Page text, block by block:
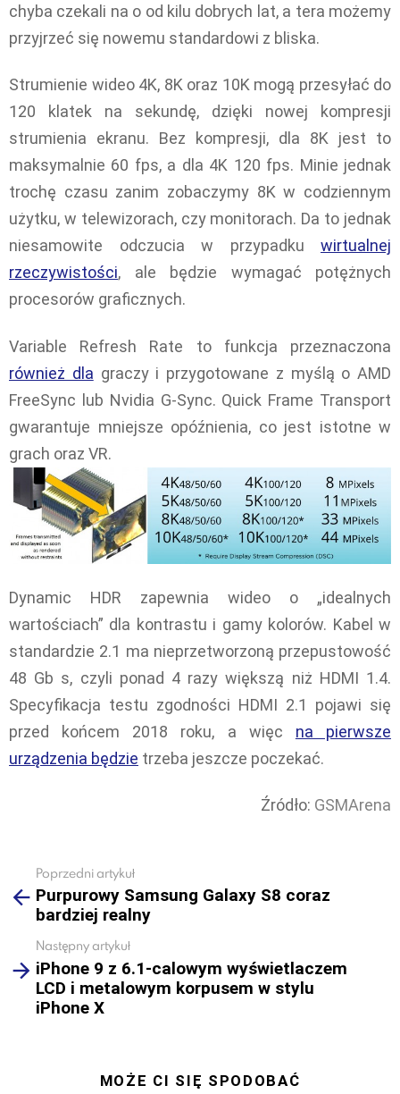
chyba czekali na o od kilu dobrych lat, a tera możemy
przyjrzeć się nowemu standardowi z bliska.
Strumienie wideo 4K, 8K oraz 10K mogą przesyłać do
120 klatek na sekundę, dzięki nowej kompresji
strumienia ekranu. Bez kompresji, dla 8K jest to
maksymalnie 60 fps, a dla 4K 120 fps. Minie jednak
trochę czasu zanim zobaczymy 8K w codziennym
użytku, w telewizorach, czy monitorach. Da to jednak
niesamowite odczucia w przypadku wirtualnej
rzeczywistości, ale będzie wymagać potężnych
procesorów graficznych.
Variable Refresh Rate to funkcja przeznaczona
również dla graczy i przygotowane z myślą o AMD
FreeSync lub Nvidia G-Sync. Quick Frame Transport
gwarantuje mniejsze opóźnienia, co jest istotne w
grach oraz VR.
Dynamic HDR zapewnia wideo o „idealnych
wartościach” dla kontrastu i gamy kolorów. Kabel w
standardzie 2.1 ma nieprzetworzoną przepustowość
48 Gb s, czyli ponad 4 razy większą niż HDMI 1.4.
Specyfikacja testu zgodności HDMI 2.1 pojawi się
przed końcem 2018 roku, a więc na pierwsze
urządzenia będzie trzeba jeszcze poczekać.
Źródło: GSMArena
more
Poprzedni artykuł
Purpurowy Samsung Galaxy S8 coraz
bardziej realny
Następny artykuł
iPhone 9 z 6.1-calowym wyświetlaczem
LCD i metalowym korpusem w stylu
iPhone X
MOŻE CI SIĘ SPODOBAĆ